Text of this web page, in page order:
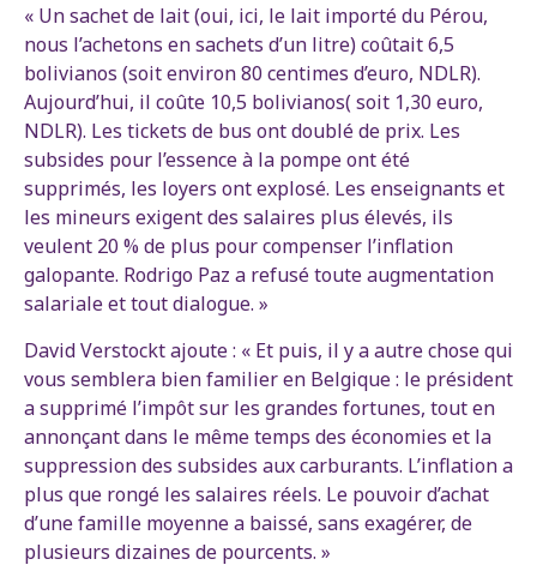
« Un sachet de lait (oui, ici, le lait importé du Pérou,
nous l’achetons en sachets d’un litre) coûtait 6,5
bolivianos (soit environ 80 centimes d’euro, NDLR).
Aujourd’hui, il coûte 10,5 bolivianos( soit 1,30 euro,
NDLR). Les tickets de bus ont doublé de prix. Les
subsides pour l’essence à la pompe ont été
supprimés, les loyers ont explosé. Les enseignants et
les mineurs exigent des salaires plus élevés, ils
veulent 20 % de plus pour compenser l’inflation
galopante. Rodrigo Paz a refusé toute augmentation
salariale et tout dialogue. »
David Verstockt ajoute : « Et puis, il y a autre chose qui
vous semblera bien familier en Belgique : le président
a supprimé l’impôt sur les grandes fortunes, tout en
annonçant dans le même temps des économies et la
suppression des subsides aux carburants. L’inflation a
plus que rongé les salaires réels. Le pouvoir d’achat
d’une famille moyenne a baissé, sans exagérer, de
plusieurs dizaines de pourcents. »